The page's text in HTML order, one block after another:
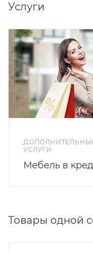
Услуги
УСЛУГИ
Мебель в
Товары одной